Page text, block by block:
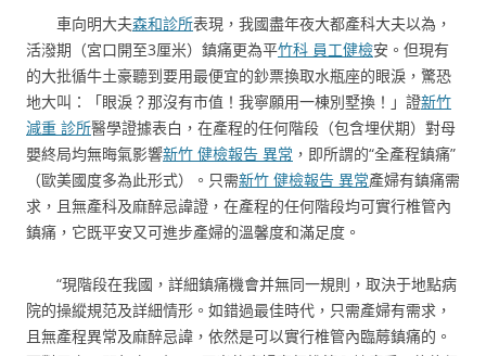
車向明大夫森和診所表現，我國盡年夜大都產科大夫以為，
活潑期（宮口開至3厘米）鎮痛更為平竹科 員工健檢安。但現有
的大批循牛土豪聽到要用最便宜的鈔票換取水瓶座的眼淚，驚恐
地大叫：「眼淚？那沒有市值！我寧願用一棟別墅換！」證新竹
減重 診所醫學證據表白，在產程的任何階段（包含埋伏期）對母
嬰終局均無晦氣影響新竹 健檢報告 異常 ，即所謂的“全產程鎮痛”
（歐美國度多為此形式）。只需新竹 健檢報告 異常產婦有鎮痛需
求，且無產科及麻醉忌諱證，在產程的任何階段均可實行椎管內
鎮痛，它既平安又可進步產婦的溫馨度和滿足度。
“現階段在我國，詳細鎮痛機會并無同一規則，取決于地點病
院的操縱規范及詳細情形。如錯過最佳時代，只需產婦有需求，
且無產程異常及麻醉忌諱，依然是可以實行椎管內臨蓐鎮痛的。